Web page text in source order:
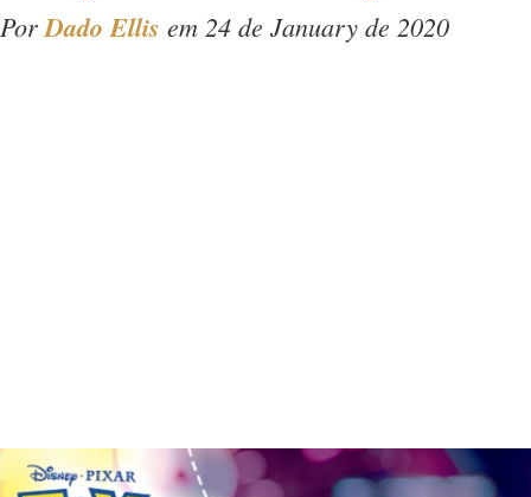
PorDado Ellis em 24 de January de 2020